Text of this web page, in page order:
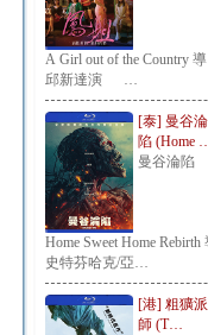
A Girl out of the
邱新達演 …
[泰] 曼谷淪
陷 (Home
曼谷淪陷
Home Sweet Home
史特芬哈克/亞…
[港] 粗獷
師 (T…